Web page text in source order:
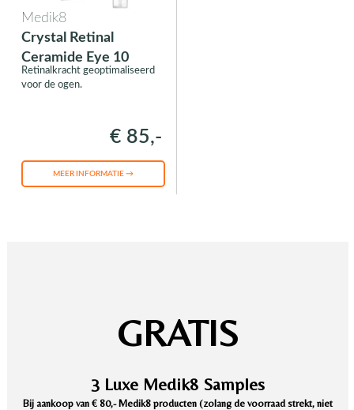
Medik8
Crystal Retinal
Ceramide Eye 10
Retinalkracht geoptimaliseerd
voor de ogen.
€ 85,-
MEER INFORMATIE →
GRATIS
3 Luxe Medik8 Samples
Bij aankoop van € 80,- Medik8 producten (zolang de voorraad strekt, niet